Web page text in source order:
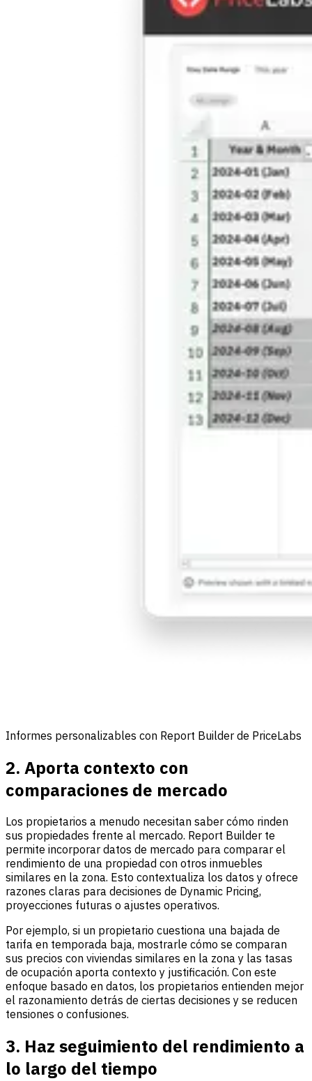
Informes personalizables con Report Builder de PriceLabs
2. Aporta contexto con
comparaciones de mercado
Los propietarios a menudo necesitan saber cómo rinden
sus propiedades frente al mercado. Report Builder te
permite incorporar datos de mercado para comparar el
rendimiento de una propiedad con otros inmuebles
similares en la zona. Esto contextualiza los datos y ofrece
razones claras para decisiones de Dynamic Pricing,
proyecciones futuras o ajustes operativos.
Por ejemplo, si un propietario cuestiona una bajada de
tarifa en temporada baja, mostrarle cómo se comparan
sus precios con viviendas similares en la zona y las tasas
de ocupación aporta contexto y justificación. Con este
enfoque basado en datos, los propietarios entienden mejor
el razonamiento detrás de ciertas decisiones y se reducen
tensiones o confusiones.
3. Haz seguimiento del rendimiento a
lo largo del tiempo